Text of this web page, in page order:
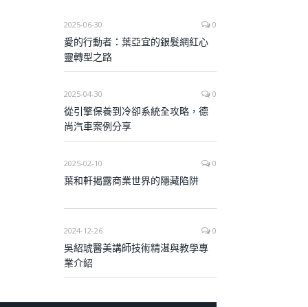
2025-06-30 0
愛的行動者：葉亞宜的銀髮網紅心
靈轉型之路
2025-04-30 0
從引擎保養到冷卻系統全攻略，德
尚汽車案例分享
2025-02-10 0
葉和軒揭露商業世界的隱藏陷阱
2024-12-26 0
吳紹琥醫美講師技術精湛與教學專
業介紹